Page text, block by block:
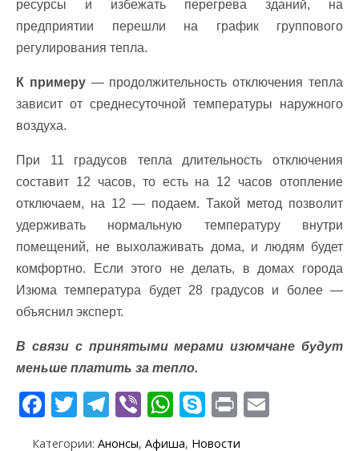
ресурсы и избежать перегрева зданий, на
предприятии перешли на график группового
регулирования тепла.
К примеру— продолжительность отключения тепла
зависит от среднесуточной температуры наружного
воздуха.
При 11 градусов тепла длительность отключения
составит 12 часов, то есть на 12 часов отопление
отключаем, на 12 — подаем. Такой метод позволит
удерживать нормальную температуру внутри
помещений, не выхолаживать дома, и людям будет
комфортно. Если этого не делать, в домах города
Изюма температура будет 28 градусов и более —
объяснил эксперт.
В связи с принятыми мерами изюмчане будут
меньше платить за тепло.
F T T Vi
b
W S Pr
Категории: Анонсы, Афиша, Новости